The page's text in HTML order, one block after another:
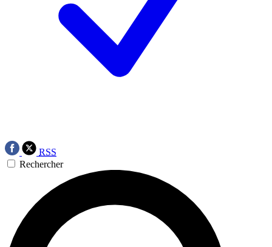
RSS
Rechercher